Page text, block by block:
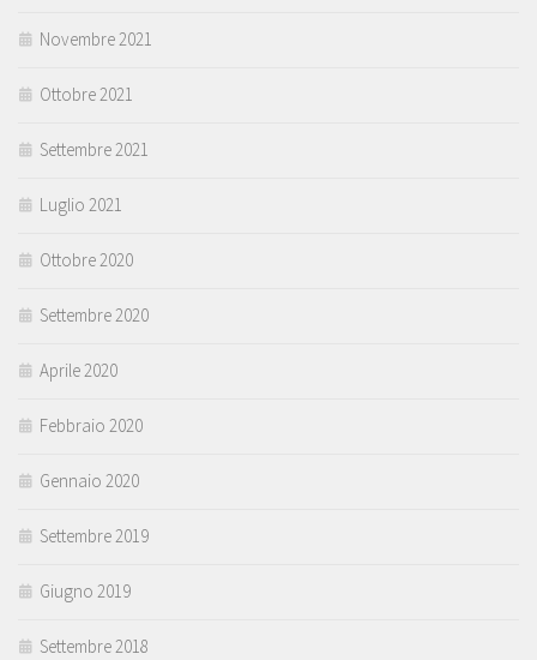
Novembre 2021
Ottobre 2021
Settembre 2021
Luglio 2021
Ottobre 2020
Settembre 2020
Aprile 2020
Febbraio 2020
Gennaio 2020
Settembre 2019
Giugno 2019
Settembre 2018